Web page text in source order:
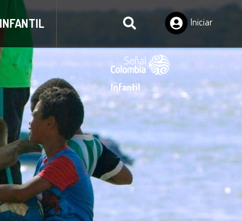
Iniciar
Infantil